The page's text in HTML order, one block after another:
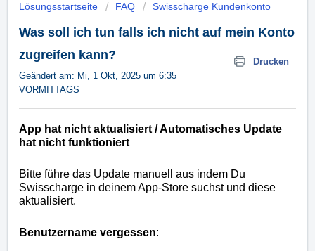
Lösungsstartseite FAQ Swisscharge Kundenkonto
Was soll ich tun falls ich nicht auf mein Konto
zugreifen kann?
Drucken
Geändert am: Mi, 1 Okt, 2025 um 6:35
VORMITTAGS
App hat nicht aktualisiert / Automatisches Update
hat nicht funktioniert
Bitte führe das Update manuell aus indem Du
Swisscharge in deinem App-Store suchst und diese
aktualisiert.
Benutzername vergessen: